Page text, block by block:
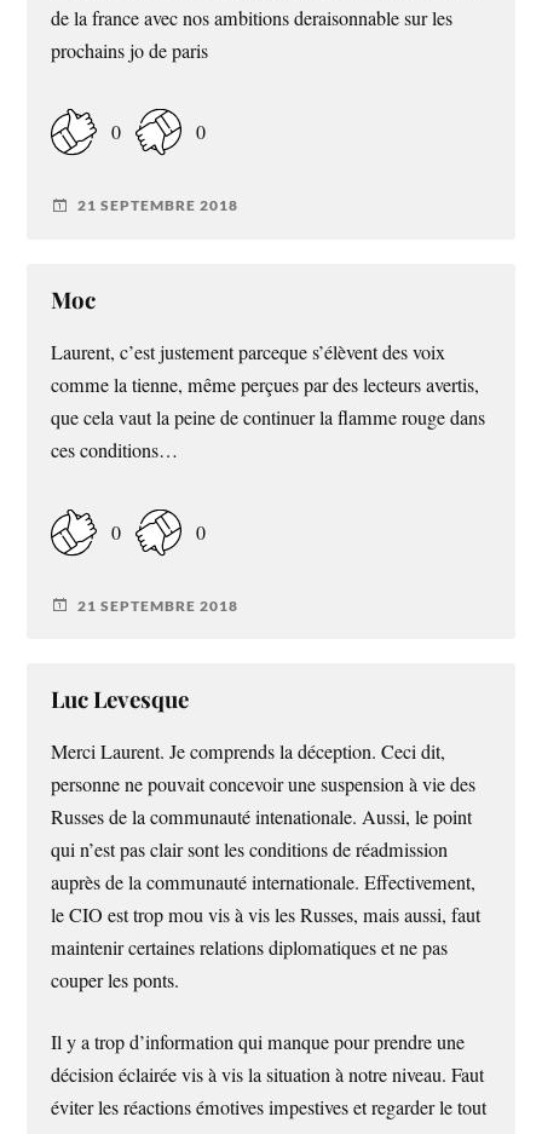
de la france avec nos ambitions deraisonnable sur les
prochains jo de paris
0 0
21 SEPTEMBRE 2018
Moc
Laurent, c’est justement parceque s’élèvent des voix
comme la tienne, même perçues par des lecteurs avertis,
que cela vaut la peine de continuer la flamme rouge dans
ces conditions…
0 0
21 SEPTEMBRE 2018
Luc Levesque
Merci Laurent. Je comprends la déception. Ceci dit,
personne ne pouvait concevoir une suspension à vie des
Russes de la communauté intenationale. Aussi, le point
qui n’est pas clair sont les conditions de réadmission
auprès de la communauté internationale. Effectivement,
le CIO est trop mou vis à vis les Russes, mais aussi, faut
maintenir certaines relations diplomatiques et ne pas
couper les ponts.
Il y a trop d’information qui manque pour prendre une
décision éclairée vis à vis la situation à notre niveau. Faut
éviter les réactions émotives impestives et regarder le tout